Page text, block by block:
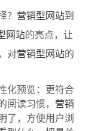
？ 营销型网站到
网站的亮点，让
对营销型网站的
化预览：更符合
阅读习惯， 营销
了，方便用户浏